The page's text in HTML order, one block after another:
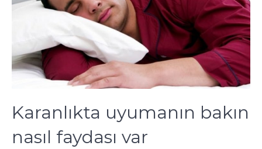
Karanlıkta uyumanın bakın
nasıl faydası var